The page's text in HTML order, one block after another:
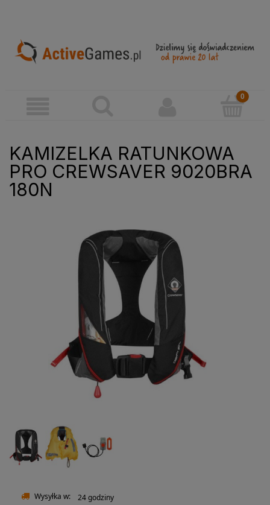
KAMIZELKA RATUNKOWA
PRO CREWSAVER 9020BRA
180N
Wysyłka w: 24 godziny